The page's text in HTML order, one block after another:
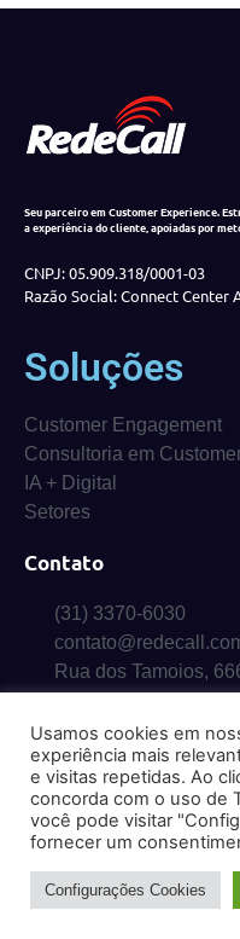
Seu parceiro em Customer Experience.
a experiência do cliente, apoiadas por
CNPJ: 05.909.318/0001-03
Razão Social: Connect Center
Soluções
Customer Engagement
Consultoria em
IA + Digital
Setores
Contato
(31) 3370-6030
Rua dos Tamoios,
© 2026 RedeCall. Todos os
Política de
Usamos cookies em
experiência mais
e visitas repetidas. Ao
concorda com o uso de
você pode visitar
fornecer um
Configurações Cookies